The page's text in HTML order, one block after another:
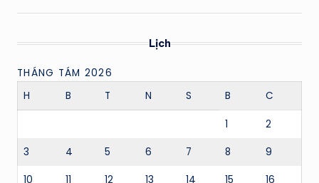
Lịch
THÁNG TÁM 2026
H
B T N S B C
1 2
3 4 5 6 7 8 9
10 11 12 13 14 15 16